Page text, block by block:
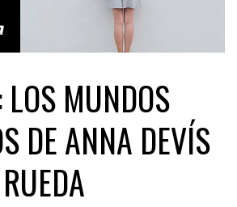
LOS MUNDOS
DE ANNA DEVÍS